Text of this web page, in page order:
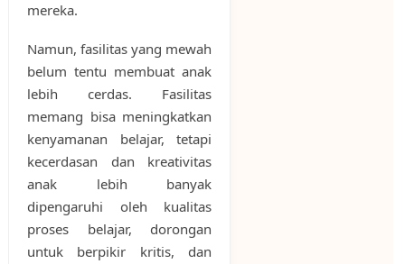
mereka.
Namun, fasilitas yang mewah
belum tentu membuat anak
lebih cerdas. Fasilitas
memang bisa meningkatkan
kenyamanan belajar, tetapi
kecerdasan dan kreativitas
anak lebih banyak
dipengaruhi oleh kualitas
proses belajar, dorongan
untuk berpikir kritis, dan